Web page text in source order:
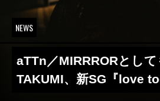
NEWS
aTTn／MIRRRORとして
TAKUMI、新SG『love